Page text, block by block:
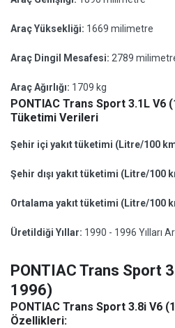
Araç Yüksekliği: 1669 milimetre
Araç Dingil Mesafesi: 2789
Araç Ağırlığı: 1709 kg
PONTIAC Trans Sport 3.1L V6
Tüketimi Verileri
Şehir içi yakıt tüketimi (Litre/100
Şehir dışı yakıt tüketimi (Litre/100
Ortalama yakıt tüketimi (Litre/100
Üretildiği Yıllar: 1990 - 1996 Yılları
PONTIAC Trans Sport
1996)
PONTIAC Trans Sport 3.8i V6
Özellikleri: